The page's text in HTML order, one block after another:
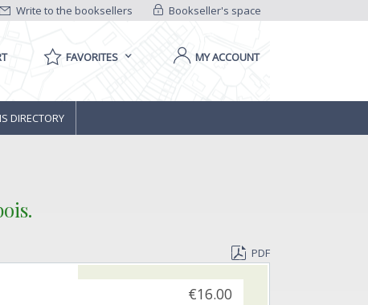
Bookseller's space
Write to the booksellers
FAVORITES MY ACCOUNT
DIRECTORY
PDF
€16.00